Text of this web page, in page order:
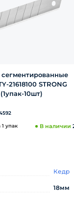
сегментированные
21618100 STRONG
(1упак-10шт)
1 упак В наличии
Кедр
18мм